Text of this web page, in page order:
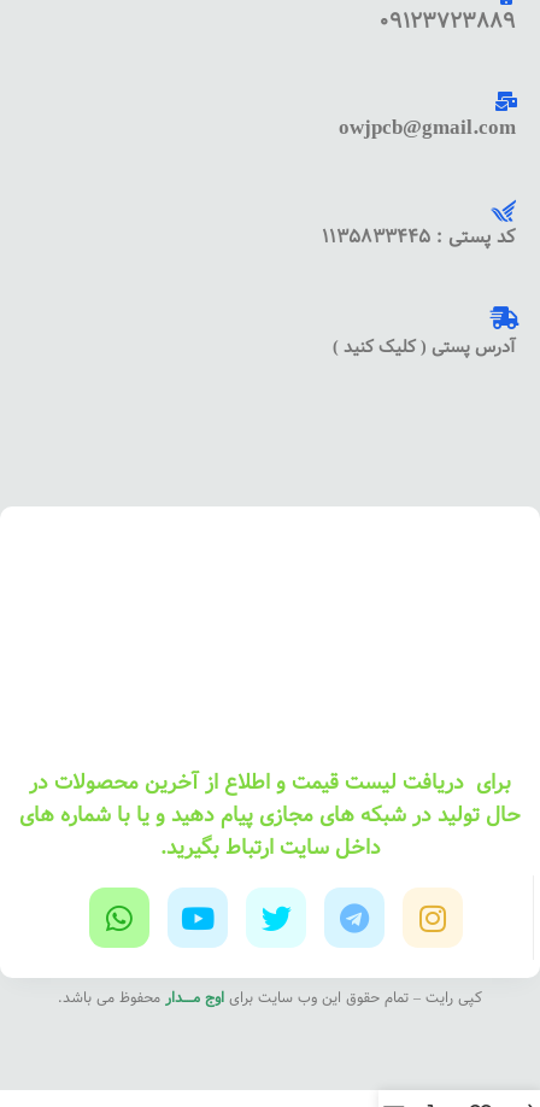
09123723889
owjpcb@gmail.com
کد پستی : 1135833445
آدرس پستی ( کلیک کنید )
برای دریافت لیست قیمت و اطلاع از آخرین محصولات در
حال تولید در شبکه های مجازی پیام دهید و یا با شماره های
داخل سایت ارتباط بگیرید.
کپی رایت – تمام حقوق این وب سایت برای اوج مــــدار محفوظ می باشد.